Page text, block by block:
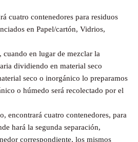
cuatro contenedores para residuos
en Papel/cartón, Vidrios,
cuando en lugar de mezclar la
dividiendo en material seco
seco o inorgánico lo preparamos
o húmedo será recolectado por el
encontrará cuatro contenedores, para
hará la segunda separación,
correspondiente, los mismos